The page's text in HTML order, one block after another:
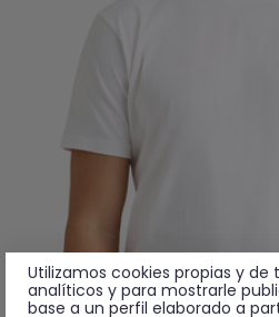
Utilizamos cookies propias y de
analíticos y para mostrarle
base a un perfil elaborado a